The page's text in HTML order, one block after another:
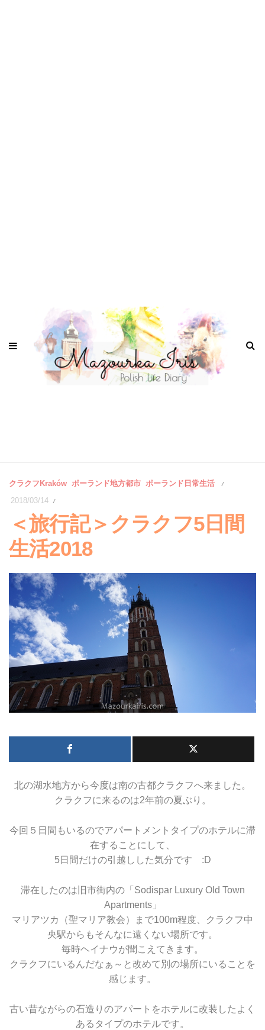
クラクフKraków ポーランド地方都市 ポーランド日常生活 /
2018/03/14 /
＜旅行記＞クラクフ5日間
生活2018
北の湖水地方から今度は南の古都クラクフへ来ました。
クラクフに来るのは2年前の夏ぶり。
今回５日間もいるのでアパートメントタイプのホテルに滞
在することにして、
5日間だけの引越しした気分です :D
滞在したのは旧市街内の「Sodispar Luxury Old Town
Apartments」
マリアツカ（聖マリア教会）まで100m程度、クラクフ中
央駅からもそんなに遠くない場所です。
毎時ヘイナウが聞こえてきます。
クラクフにいるんだなぁ～と改めて別の場所にいることを
感じます。
古い昔ながらの石造りのアパートをホテルに改装したよく
あるタイプのホテルです。